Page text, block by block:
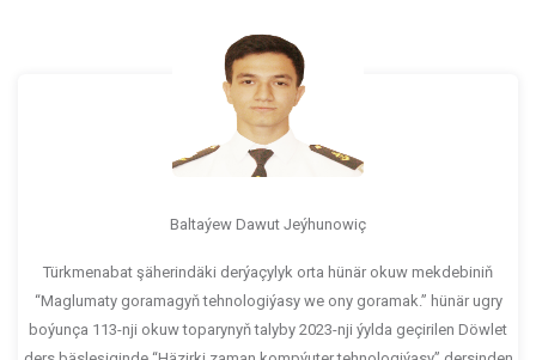
Baltaýew Dawut Jeýhunowiç
Türkmenabat şäherindäki derýaçylyk orta hünär okuw mekdebiniň
“Maglumaty goramagyň tehnologiýasy we ony goramak.” hünär ugry
boýunça 113-nji okuw toparynyň talyby 2023-nji ýylda geçirilen Döwlet